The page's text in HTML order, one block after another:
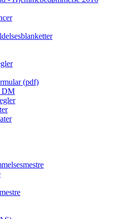
(pdf)
DM